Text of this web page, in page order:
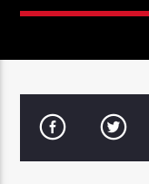
FAIXA ATUAL
MALHÃO DO
ZÉ AMARO